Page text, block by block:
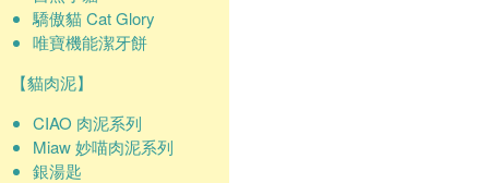
驕傲貓 Cat Glory
唯寶機能潔牙餅
【貓肉泥】
CIAO 肉泥系列
Miaw 妙喵肉泥系列
銀湯匙